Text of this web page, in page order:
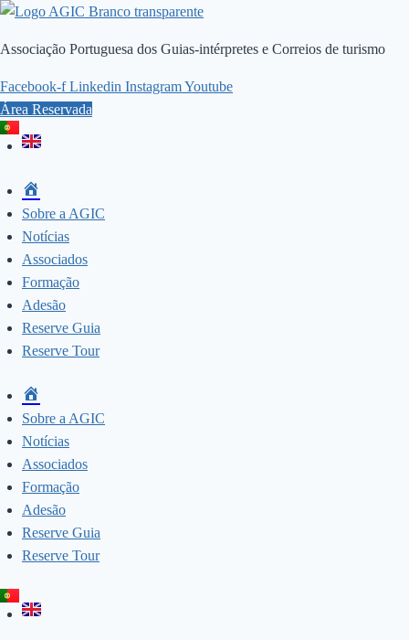
Skip
content
Associação Portuguesa dos Guias-intérpretes e Correios de turismo
Facebook-f Linkedin InstagramYoutube
Área Reservada
Sobre a AGIC
Notícias
Associados
Formação
Adesão
Reserve Guia
Reserve Tour
Sobre a AGIC
Notícias
Associados
Formação
Adesão
Reserve Guia
Reserve Tour